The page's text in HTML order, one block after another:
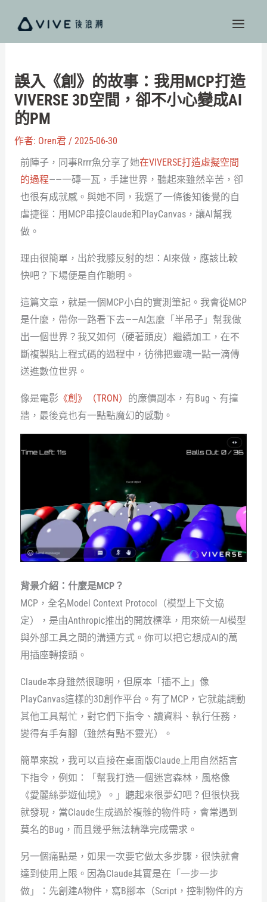
主
誤入《創》的故事：我用MCP打造
VIVERSE 3D空間，卻不小心變成AI
的PM
作者: Oren君 / 2025-06-30
前陣子，同事Rrrr魚分享了她在VIVERSE打造虛擬空間
的過程——一磚一瓦，手建世界，聽起來雖然辛苦，卻
也很有成就感。與她不同，我選了一條後知後覺的自
虐捷徑：用MCP串接Claude和PlayCanvas，讓AI幫我
做。
理由很簡單，出於我膝反射的想：AI來做，應該比較
快吧？下場便是自作聰明。
這篇文章，就是一個MCP小白的實測筆記。我會從MCP
是什麼，帶你一路看下去——AI怎麼「半吊子」幫我做
出一個世界？我又如何（硬著頭皮）繼續加工，在不
斷複製貼上程式碼的過程中，彷彿把靈魂一點一滴傳
送進數位世界。
像是電影 《創》（TRON） 的廉價副本，有Bug、有撞
牆，最後竟也有一點點魔幻的感動。
背景介紹：什麼是MCP？
MCP，全名Model Context Protocol（模型上下文協
定），是由Anthropic推出的開放標準，用來統一AI模型
與外部工具之間的溝通方式。你可以把它想成AI的萬
用插座轉接頭。
Claude本身雖然很聰明，但原本「插不上」像
PlayCanvas這樣的3D創作平台。有了MCP，它就能調動
其他工具幫忙，對它們下指令、讀資料、執行任務，
變得有手有腳（雖然有點不靈光）。
簡單來說，我可以直接在桌面版Claude上用自然語言
下指令，例如：「幫我打造一個迷宮森林，風格像
《愛麗絲夢遊仙境》。」聽起來很夢幻吧？但很快我
就發現，當Claude生成過於複雜的物件時，會常遇到
莫名的Bug，而且幾乎無法精準完成需求。
另一個痛點是，如果一次要它做太多步驟，很快就會
達到使用上限。因為Claude其實是在「一步一步
做」：先創建A物件，寫B腳本（Script，控制物件的方